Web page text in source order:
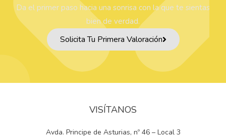
Da el primer paso hacia una sonrisa con la que te sientas
bien de verdad.
Solicita Tu Primera Valoración
VISÍTANOS
Avda. Principe de Asturias, nº 46 – Local 3